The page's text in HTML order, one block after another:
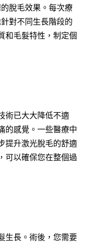
脫毛效果。每次療
對不同生長階段的
和毛髮特性，制定個
術已大大降低不適
的感覺。一些醫療中
提升激光脫毛的舒適
可以確保您在整個過
生長。術後，您需要